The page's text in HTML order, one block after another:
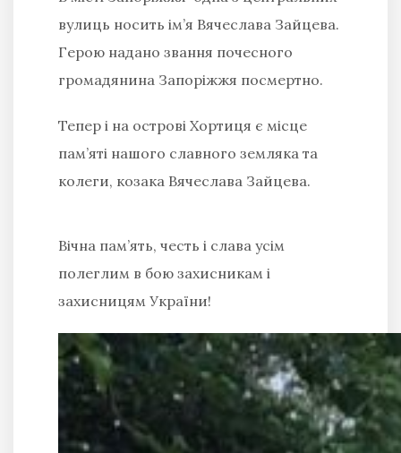
вулиць носить ім’я Вячеслава Зайцева.
Герою надано звання почесного
громадянина Запоріжжя посмертно.
Тепер і на острові Хортиця є місце
пам’яті нашого славного земляка та
колеги, козака Вячеслава Зайцева.
Вічна пам’ять, честь і слава усім
полеглим в бою захисникам і
захисницям України!